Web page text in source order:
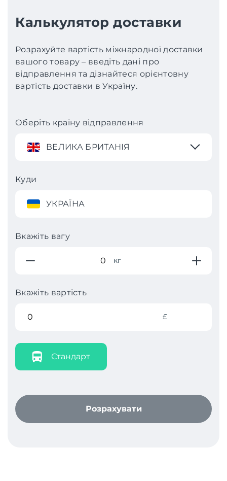
Калькулятор доставки
Розрахуйте вартість міжнародної доставки
вашого товару – введіть дані про
відправлення та дізнайтеся орієнтовну
вартість доставки в Україну.
Оберіть країну відправлення
ВЕЛИКА БРИТАНІЯ
Куди
УКРАЇНА
Вкажіть вагу
кг
Вкажіть вартість
£
Стандарт
Розрахувати